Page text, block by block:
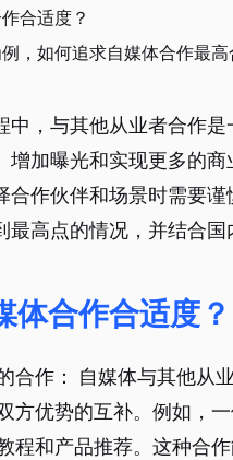
合适度？
，如何追求自媒体合作最
中，与其他从业者合作
增加曝光和实现更多的
合作伙伴和场景时需要
最高点的情况，并结合
体合作合适度？
合作： 自媒体与其他从
方优势的互补。例如，
程和产品推荐。这种合